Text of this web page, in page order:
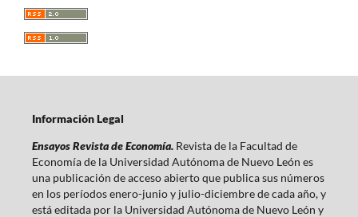
Información Legal
Ensayos Revista de Economía. Revista de la Facultad de
Economía de la Universidad Autónoma de Nuevo León es
una publicación de acceso abierto que publica sus números
en los períodos enero-junio y julio-diciembre de cada año, y
está editada por la Universidad Autónoma de Nuevo León y